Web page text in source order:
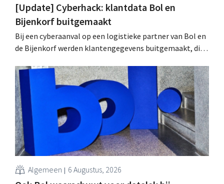
[Update] Cyberhack: klantdata Bol en
Bijenkorf buitgemaakt
Bij een cyberaanval op een logistieke partner van Bol en
de Bijenkorf werden klantengegevens buitgemaakt, die
De retailers roepen klanten op alert te zijn voor
phishing.
Algemeen 6 Augustus, 2026